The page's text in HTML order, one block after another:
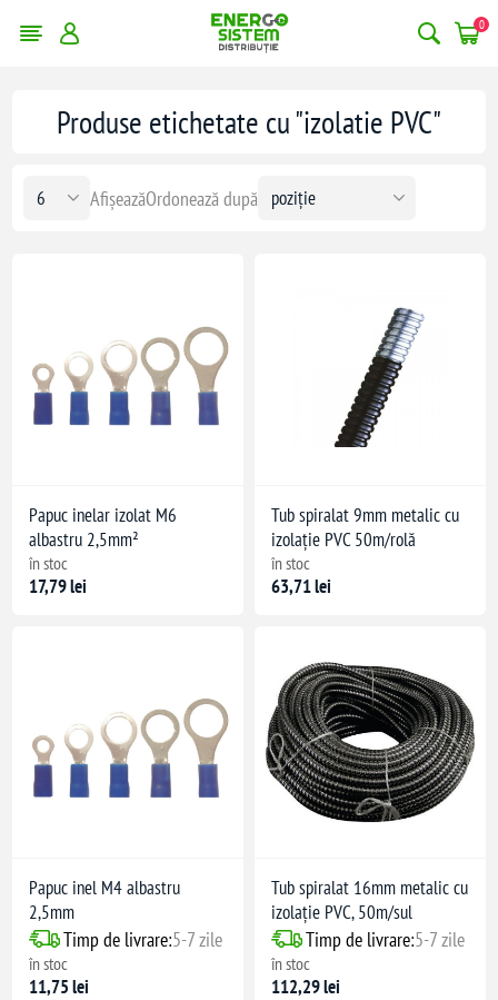
0
Produse etichetate cu "izolatie PVC"
Ordonează după
Afișează
Papuc inelar izolat M6
albastru 2,5mm²
în stoc
17,79 lei
Tub spiralat 9mm metalic cu
izolație PVC 50m/rolă
în stoc
63,71 lei
Papuc inel M4 albastru
2,5mm
Timp de livrare:5-7 zile
în stoc
11,75 lei
Tub spiralat 16mm metalic cu
izolație PVC, 50m/sul
Timp de livrare:5-7 zile
în stoc
112,29 lei